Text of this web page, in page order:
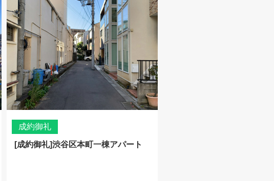
成約御礼
[成約御礼]渋谷区本町一棟アパート